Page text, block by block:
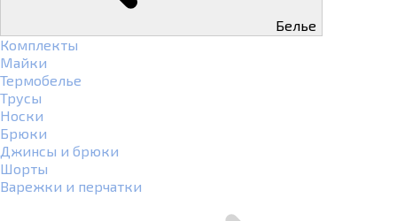
Белье
Комплекты
Майки
Термобелье
Трусы
Носки
Брюки
Джинсы и брюки
Шорты
Варежки и перчатки